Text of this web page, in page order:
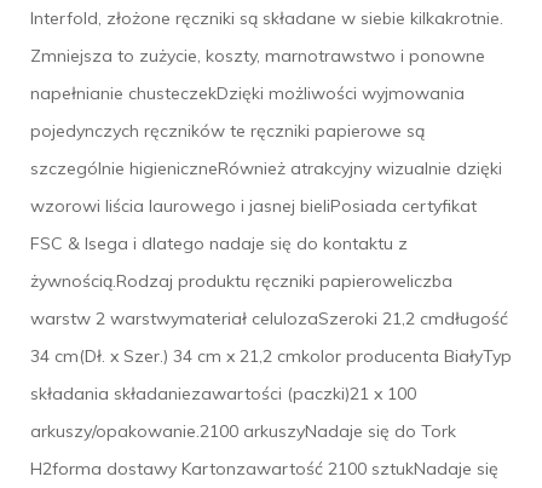
Interfold, złożone ręczniki są składane w siebie kilkakrotnie.
Zmniejsza to zużycie, koszty, marnotrawstwo i ponowne
napełnianie chusteczekDzięki możliwości wyjmowania
pojedynczych ręczników te ręczniki papierowe są
szczególnie higieniczneRównież atrakcyjny wizualnie dzięki
wzorowi liścia laurowego i jasnej bieliPosiada certyfikat
FSC & Isega i dlatego nadaje się do kontaktu z
żywnością.Rodzaj produktu ręczniki papieroweliczba
warstw 2 warstwymateriał celulozaSzeroki 21,2 cmdługość
34 cm(Dł. x Szer.) 34 cm x 21,2 cmkolor producenta BiałyTyp
składania składaniezawartości (paczki)21 x 100
arkuszy/opakowanie.2100 arkuszyNadaje się do Tork
H2forma dostawy Kartonzawartość 2100 sztukNadaje się